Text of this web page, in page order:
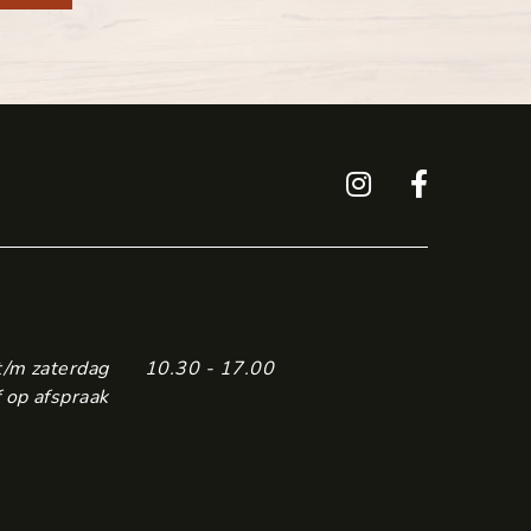
m zaterdag
10.30 - 17.00
op afspraak